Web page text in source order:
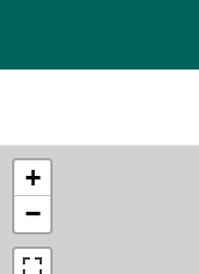
+
−